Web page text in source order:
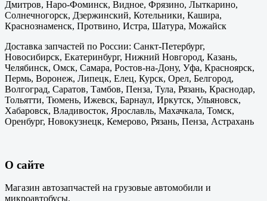
Дмитров, Наро-Фоминск, Видное, Фрязино, Лыткарино,
Солнечногорск, Дзержинский, Котельники, Кашира,
Краснознаменск, Протвино, Истра, Шатура, Можайск
Доставка запчастей по России: Санкт-Петербург,
Новосибирск, Екатеринбург, Нижний Новгород, Казань,
Челябинск, Омск, Самара, Ростов-на-Дону, Уфа, Красноярск,
Пермь, Воронеж, Липецк, Елец, Курск, Орел, Белгород,
Волгоград, Саратов, Тамбов, Пенза, Тула, Рязань, Краснодар,
Тольятти, Тюмень, Ижевск, Барнаул, Иркутск, Ульяновск,
Хабаровск, Владивосток, Ярославль, Махачкала, Томск,
Оренбург, Новокузнецк, Кемерово, Рязань, Пенза, Астрахань
О сайте
Магазин автозапчастей на грузовые автомобили и
микроавтобусы.